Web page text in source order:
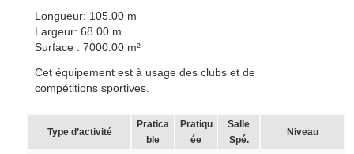
Longueur: 105.00 m
Largeur: 68.00 m
Surface : 7000.00 m²
Cet équipement est à usage des clubs et de
compétitions sportives.
Type d’activité
Pratica
ble
Pratiqu
ée
Salle
Spé.
Niveau